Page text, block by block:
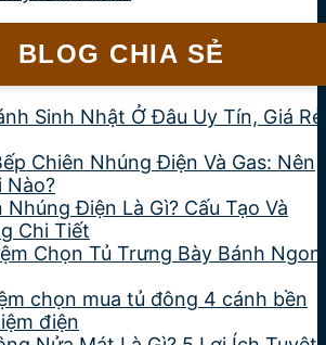
BLOG CHIA SẺ
Sinh Nhật Ở Đâu Uy Tín, Giá
Chiên Nhúng Điện Và Gas: Nên
Nào?
Nhúng Điện Là Gì? Cấu Tạo Và
Chi Tiết
Chọn Tủ Trưng Bày Bánh Ngon,
chọn mua tủ đông 4 cánh bền
điện